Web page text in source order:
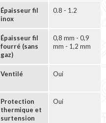
Épaisseur fil
inox
0.8 - 1.2
Épaisseur fil
fourré (sans
gaz)
0,8 mm - 0,9
mm - 1,2 mm
Ventilé Oui
Protection
thermique et
surtension
Oui